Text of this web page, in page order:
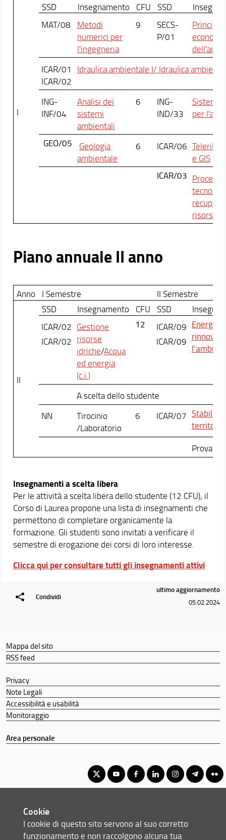
I
SSD Insegnamento CFU SSD
MAT/08
Metodi
numerici per
l'ingegneria
9
SECS-
P/01
Principi
ICAR/01
ICAR/02
Idraulica ambientale I/ Idraulica
ING-
INF/04
Analisi dei
sistemi
ambientali
6
ING-
IND/33
Sistemi
per
GEO/05
Geologia
ambientale
6 ICAR/06
e GIS
ICAR/03 Processi
risorse
Piano annuale II anno
Anno I Semestre II Semestre
II
SSD Insegnamento CFU SSD
ICAR/02
ICAR/02
Gestione
risorse
idriche/Acqua
ed energia
(c.i.)
12
ICAR/09
ICAR/09
Energie
A scelta dello studente
NN
Tirocinio
/Laboratorio
6 ICAR/07 Stabilità
territorio
Prova
Insegnamenti a scelta libera
Per le attività a scelta libera dello studente (12 CFU), il
Corso di Laurea propone una lista di insegnamenti che
permettono di completare organicamente la
formazione. Gli studenti sono invitati a verificare il
semestre di erogazione dei corsi di loro interesse.
Clicca qui per consultare tutti gli insegnamenti attivi
Condividi
ultimo aggiornamento
05.02.2024
Mappa del sito
RSS feed
Privacy
Note Legali
Accessibilità e usabilità
Monitoraggio
Area personale
© Copyright 2012-2026 Università degli Studi di Firenze UNIFI
Cookie
I cookie di questo sito servono al suo corretto
funzionamento e non raccolgono alcuna tua